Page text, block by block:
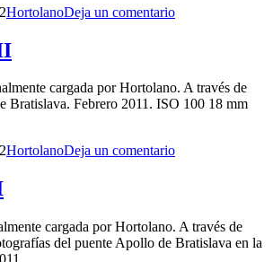
por
HortolanoDeja un comentario
cargada por Hortolano. A través de
Bratislava. Febrero 2011. ISO 100 18 mm
por
HortolanoDeja un comentario
cargada por Hortolano. A través de
del puente Apollo de Bratislava en la